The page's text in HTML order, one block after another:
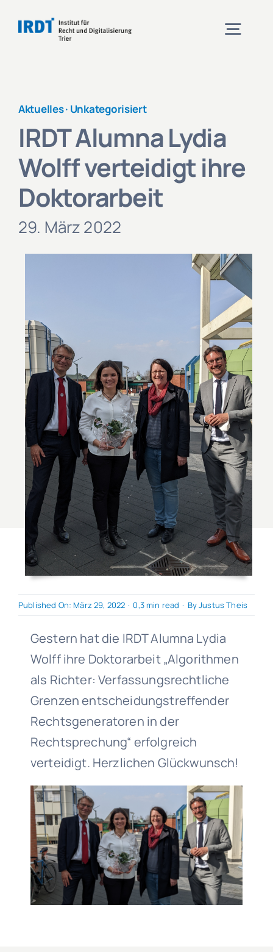
Inhalt
Veranstaltungen
Projekte
Aktuelles
Aktuelles · Unkategorisiert
IRDT Alumna Lydia
Wolff verteidigt ihre
Doktorarbeit
29. März 2022
Published On: März 29, 2022 · 0,3 min read · ByJustus Theis
Gestern hat die IRDT Alumna Lydia
Wolff ihre Doktorarbeit „Algorithmen
als Richter: Verfassungsrechtliche
Grenzen entscheidungstreffender
Rechtsgeneratoren in der
Rechtsprechung“ erfolgreich
verteidigt. Herzlichen Glückwunsch!